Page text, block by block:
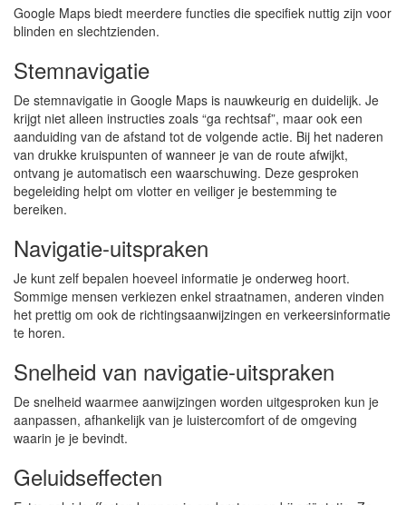
Google Maps biedt meerdere functies die specifiek nuttig zijn voor
blinden en slechtzienden.
Stemnavigatie
De stemnavigatie in Google Maps is nauwkeurig en duidelijk. Je
krijgt niet alleen instructies zoals “ga rechtsaf”, maar ook een
aanduiding van de afstand tot de volgende actie. Bij het naderen
van drukke kruispunten of wanneer je van de route afwijkt,
ontvang je automatisch een waarschuwing. Deze gesproken
begeleiding helpt om vlotter en veiliger je bestemming te
bereiken.
Navigatie-uitspraken
Je kunt zelf bepalen hoeveel informatie je onderweg hoort.
Sommige mensen verkiezen enkel straatnamen, anderen vinden
het prettig om ook de richtingsaanwijzingen en verkeersinformatie
te horen.
Snelheid van navigatie-uitspraken
De snelheid waarmee aanwijzingen worden uitgesproken kun je
aanpassen, afhankelijk van je luistercomfort of de omgeving
waarin je je bevindt.
Geluidseffecten